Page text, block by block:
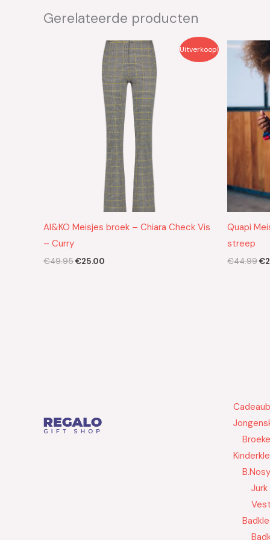
Gerelateerde producten
Uitverkoop!
AI&KO Meisjes broek – Chiara Check Vis
– Curry
€49.95
Oorspronkelijke
€49.95.
€25.00
Huidige
prijs
is:
€25.00.
Quapi
streep
€44.99€
B.Nosy
Jurk
Vest